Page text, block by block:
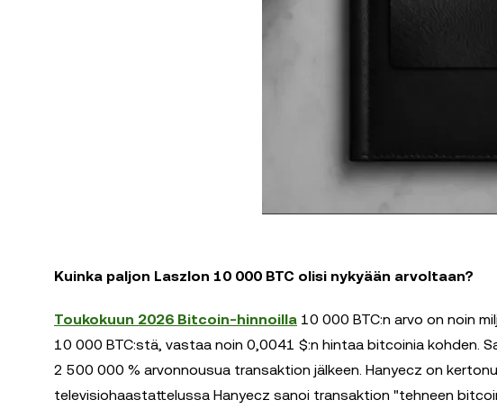
Kuinka paljon Laszlon 10 000 BTC olisi nykyään arvoltaan?
Toukokuun 2026 Bitcoin-hinnoilla 10 000 BTC:n arvo on noin
10 000 BTC:stä, vastaa noin 0,0041 $:n hintaa bitcoinia kohden.
2 500 000 % arvonnousua transaktion jälkeen. Hanyecz on
televisiohaastattelussa Hanyecz sanoi transaktion "tehneen